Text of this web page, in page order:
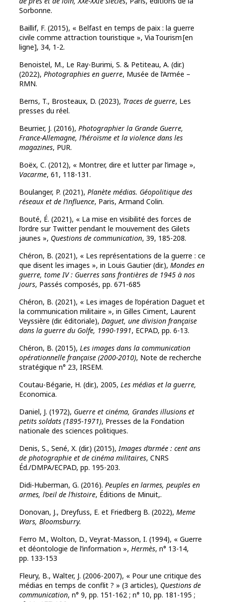
Sorbonne.
Baillif, F. (2015), « Belfast en temps de paix : la guerre
civile comme attraction touristique », Via Tourism [en
ligne], 34, 1-2.
Benoistel, M., Le Ray-Burimi, S. & Petiteau, A. (dir.)
(2022), Photographies en guerre, Musée de l’Armée –
RMN.
Berns, T., Brosteaux, D. (2023), Traces de guerre, Les
presses du réel.
Beurrier, J. (2016), Photographier la Grande Guerre,
France-Allemagne, l’héroïsme et la violence dans les
magazines, PUR.
Boëx, C. (2012), « Montrer, dire et lutter par l’image »,
Vacarme, 61, 118-131.
Boulanger, P. (2021), Planète médias. Géopolitique des
réseaux et de l’influence, Paris, Armand Colin.
Bouté, É. (2021), « La mise en visibilité des forces de
l’ordre sur Twitter pendant le mouvement des Gilets
jaunes », Questions de communication, 39, 185-208.
Chéron, B. (2021), « Les représentations de la guerre : ce
que disent les images », in Louis Gautier (dir.), Mondes en
guerre, tome IV : Guerres sans frontières de 1945 à nos
jours, Passés composés, pp. 671-685
Chéron, B. (2021), « Les images de l’opération Daguet et
la communication militaire », in Gilles Ciment, Laurent
Veyssière (dir. éditoriale), Daguet, une division française
dans la guerre du Golfe, 1990-1991, ECPAD, pp. 6-13.
Chéron, B. (2015), Les images dans la communication
opérationnelle française (2000-2010), Note de recherche
stratégique n° 23, IRSEM.
Coutau-Bégarie, H. (dir.), 2005, Les médias et la guerre,
Economica.
Daniel, J. (1972), Guerre et cinéma, Grandes illusions et
petits soldats (1895-1971), Presses de la Fondation
nationale des sciences politiques.
Denis, S., Sené, X. (dir.) (2015),Images d’armée : cent ans
de photographie et de cinéma militaires, CNRS
Éd./DMPA/ECPAD, pp. 195-203.
Didi-Huberman, G. (2016). Peuples en larmes, peuples en
armes, l’oeil de l’histoire, Éditions de Minuit,.
Donovan, J., Dreyfuss, E. et Friedberg B. (2022), Meme
Wars, Bloomsburry.
Ferro M., Wolton, D., Veyrat-Masson, I. (1994), « Guerre
et déontologie de l’information », Hermès, n° 13-14,
pp. 133-153
Fleury, B., Walter, J. (2006-2007), « Pour une critique des
médias en temps de conflit ? » (3 articles), Questions de
communication, n° 9, pp. 151-162 ; n° 10, pp. 181-195 ;